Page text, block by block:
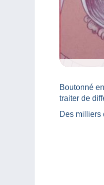
Boutonné
traiter de
Des milliers